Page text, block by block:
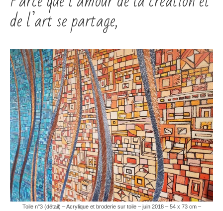
de l’art se partage,
Toile n°3 (détail) – Acrylique et broderie sur toile – juin 2018 – 54 x 73 cm –